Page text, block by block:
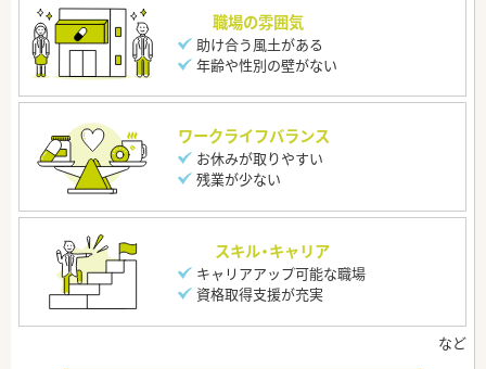
職場の雰囲気
助け合う風土がある
年齢や性別の壁がない
ワークライフバランス
お休みが取りやすい
残業が少ない
スキル・キャリア
キャリアアップ可能な職場
資格取得支援が充実